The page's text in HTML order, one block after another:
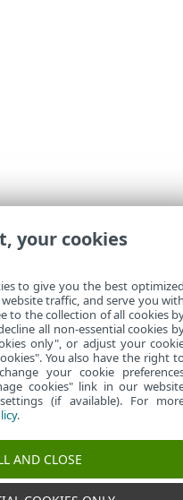
your cookies
to give you the best
traffic, and serve you
to the collection of all cookies
all non-essential cookies
only", or adjust your
You also have the right
your cookie
cookies" link in our
(if available). For
.
AND CLOSE